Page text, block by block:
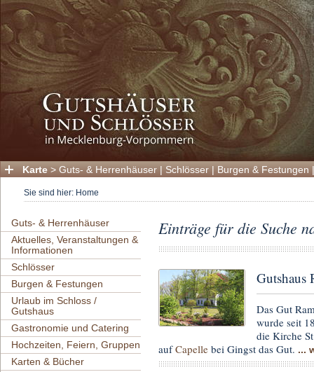
Karte > Guts- & Herrenhäuser | Schlösser | Burgen & Festungen
Sie sind hier: Home
Guts- & Herrenhäuser
Aktuelles, Veranstaltungen &
Informationen
Schlösser
Burgen & Festungen
Urlaub im Schloss /
Gutshaus
Gastronomie und Catering
Hochzeiten, Feiern, Gruppen
Karten & Bücher
Einträge für die Suche
Gutshaus
Das Gut
wurde seit
die Kirche
aufCapelle bei Gingst das Gut. ...